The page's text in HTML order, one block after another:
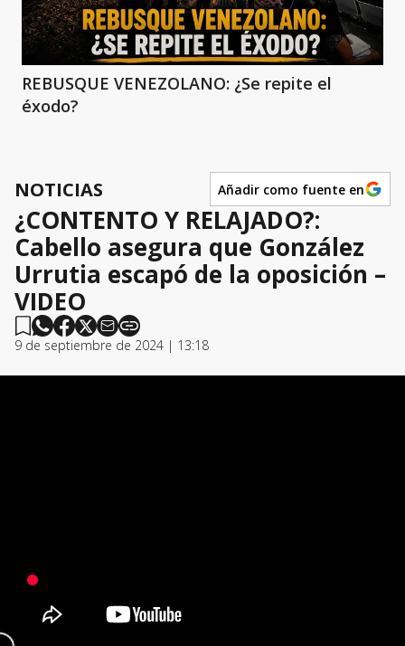
REBUSQUE VENEZOLANO: ¿Se repite el
éxodo?
NOTICIAS Añadir como fuente en
¿CONTENTO Y RELAJADO?:
Cabello asegura que González
Urrutia escapó de la oposición –
VIDEO
9 de septiembre de 2024 | 13:18